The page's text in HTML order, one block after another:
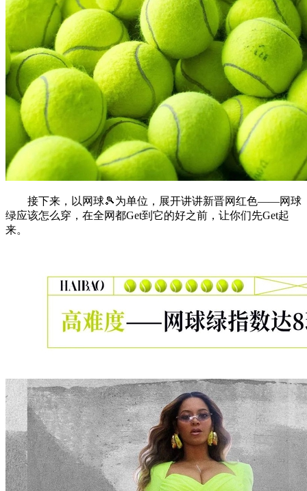
接下来，以网球🎾为单位，展开讲讲新晋网红色——网球
绿应该怎么穿，在全网都Get到它的好之前，让你们先Get起
来。